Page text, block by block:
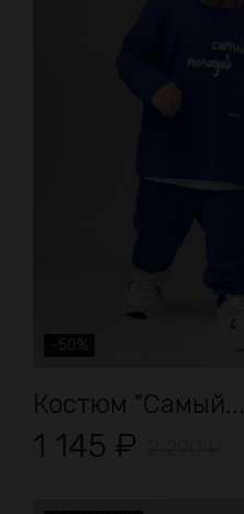
-50%
Костюм "Самый...
1 145 ₽